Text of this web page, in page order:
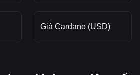
Giá Cardano (USD)